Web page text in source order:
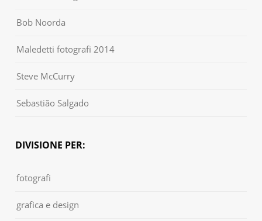
Bob Noorda
Maledetti fotografi 2014
Steve McCurry
Sebastião Salgado
DIVISIONE PER:
fotografi
grafica e design